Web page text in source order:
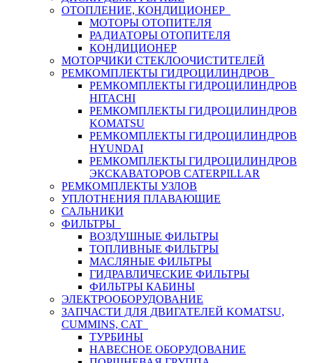
ОТОПЛЕНИЕ, КОНДИЦИОНЕР
МОТОРЫ ОТОПИТЕЛЯ
РАДИАТОРЫ ОТОПИТЕЛЯ
КОНДИЦИОНЕР
МОТОРЧИКИ СТЕКЛООЧИСТИТЕЛЕЙ
РЕМКОМПЛЕКТЫ ГИДРОЦИЛИНДРОВ
РЕМКОМПЛЕКТЫ ГИДРОЦИЛИНДРОВ
HITACHI
РЕМКОМПЛЕКТЫ ГИДРОЦИЛИНДРОВ
KOMATSU
РЕМКОМПЛЕКТЫ ГИДРОЦИЛИНДРОВ
HYUNDAI
РЕМКОМПЛЕКТЫ ГИДРОЦИЛИНДРОВ
ЭКСКАВАТОРОВ CATERPILLAR
РЕМКОМПЛЕКТЫ УЗЛОВ
УПЛОТНЕНИЯ ПЛАВАЮЩИЕ
САЛЬНИКИ
ФИЛЬТРЫ
ВОЗДУШНЫЕ ФИЛЬТРЫ
ТОПЛИВНЫЕ ФИЛЬТРЫ
МАСЛЯНЫЕ ФИЛЬТРЫ
ГИДРАВЛИЧЕСКИЕ ФИЛЬТРЫ
ФИЛЬТРЫ КАБИНЫ
ЭЛЕКТРООБОРУДОВАНИЕ
ЗАПЧАСТИ ДЛЯ ДВИГАТЕЛЕЙ KOMATSU,
CUMMINS, CAT
ТУРБИНЫ
НАВЕСНОЕ ОБОРУДОВАНИЕ